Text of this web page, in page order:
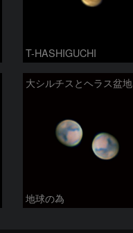
T-HASHIGUCHI
大シルチスとヘラス盆地
地球の為